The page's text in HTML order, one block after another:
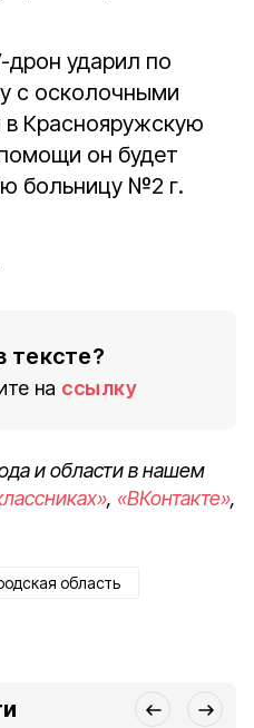
дрон ударил по
с осколочными
в Краснояружскую
он будет
больницу №2 г.
тексте?
на ссылку
и области в нашем
, «ВКонтакте»,
область